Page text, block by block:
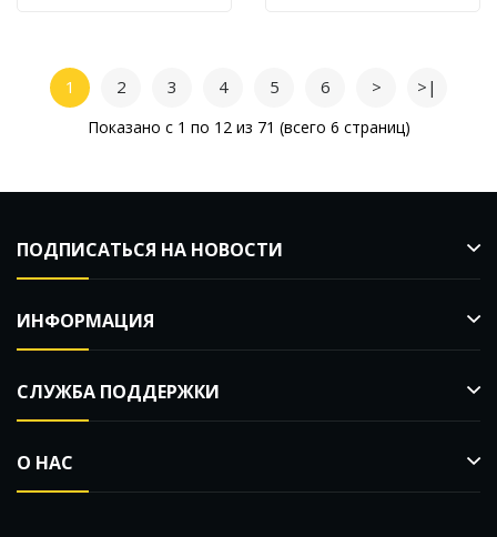
1 2 3 4 5 6 > >|
Показано с 1 по 12 из 71 (всего 6 страниц)
ПОДПИСАТЬСЯ НА НОВОСТИ
ИНФОРМАЦИЯ
СЛУЖБА ПОДДЕРЖКИ
О НАС